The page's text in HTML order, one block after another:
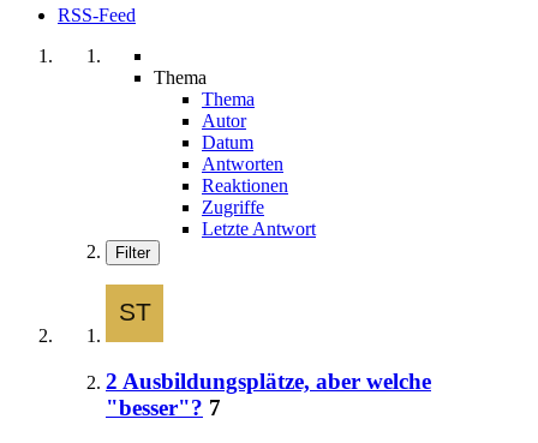
RSS-Feed
Thema
Thema
Autor
Datum
Antworten
Reaktionen
Zugriffe
Letzte Antwort
Filter
2 Ausbildungsplätze, aber welche
"besser"? 7